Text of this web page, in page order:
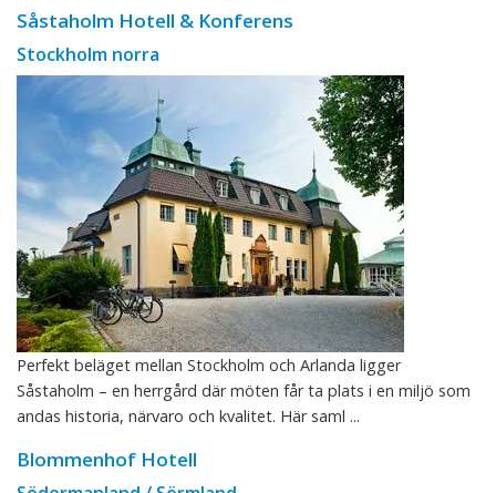
Såstaholm Hotell & Konferens
Stockholm norra
Perfekt beläget mellan Stockholm och Arlanda ligger
Såstaholm – en herrgård där möten får ta plats i en miljö som
andas historia, närvaro och kvalitet. Här saml ...
Blommenhof Hotell